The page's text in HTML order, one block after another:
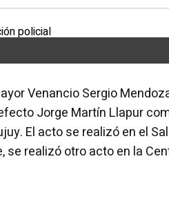
Venancio Sergio
Jorge Martín Llapur
El acto se realizó en el
se realizó otro acto en la